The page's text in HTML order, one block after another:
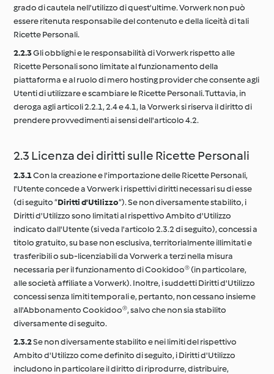
grado di cautela nell'utilizzo di quest'ultime. Vorwerk non può
essere ritenuta responsabile del contenuto e della liceità di tali
Ricette Personali.
2.2.3Gli obblighi e le responsabilità di Vorwerk rispetto alle
Ricette Personali sono limitate al funzionamento della
piattaforma e al ruolo di mero hosting provider che consente agli
Utenti di utilizzare e scambiare le Ricette Personali. Tuttavia, in
deroga agli articoli 2.2.1, 2.4 e 4.1, la Vorwerk si riserva il diritto di
prendere provvedimenti ai sensi dell'articolo 4.2.
2.3 Licenza dei diritti sulle Ricette Personali
2.3.1Con la creazione e l'importazione delle Ricette Personali,
l'Utente concede a Vorwerk i rispettivi diritti necessari su di esse
(di seguito “Diritti d'Utilizzo“). Se non diversamente stabilito, i
Diritti d'Utilizzo sono limitati al rispettivo Ambito d'Utilizzo
indicato dall'Utente (si veda l'articolo 2.3.2 di seguito), concessi a
titolo gratuito, su base non esclusiva, territorialmente illimitati e
trasferibili o sub-licenziabili da Vorwerk a terzi nella misura
necessaria per il funzionamento di Cookidoo® (in particolare,
alle società affiliate a Vorwerk). Inoltre, i suddetti Diritti d'Utilizzo
concessi senza limiti temporali e, pertanto, non cessano insieme
all'Abbonamento Cookidoo®, salvo che non sia stabilito
diversamente di seguito.
2.3.2Se non diversamente stabilito e nei limiti del rispettivo
Ambito d'Utilizzo come definito di seguito, i Diritti d'Utilizzo
includono in particolare il diritto di riprodurre, distribuire,